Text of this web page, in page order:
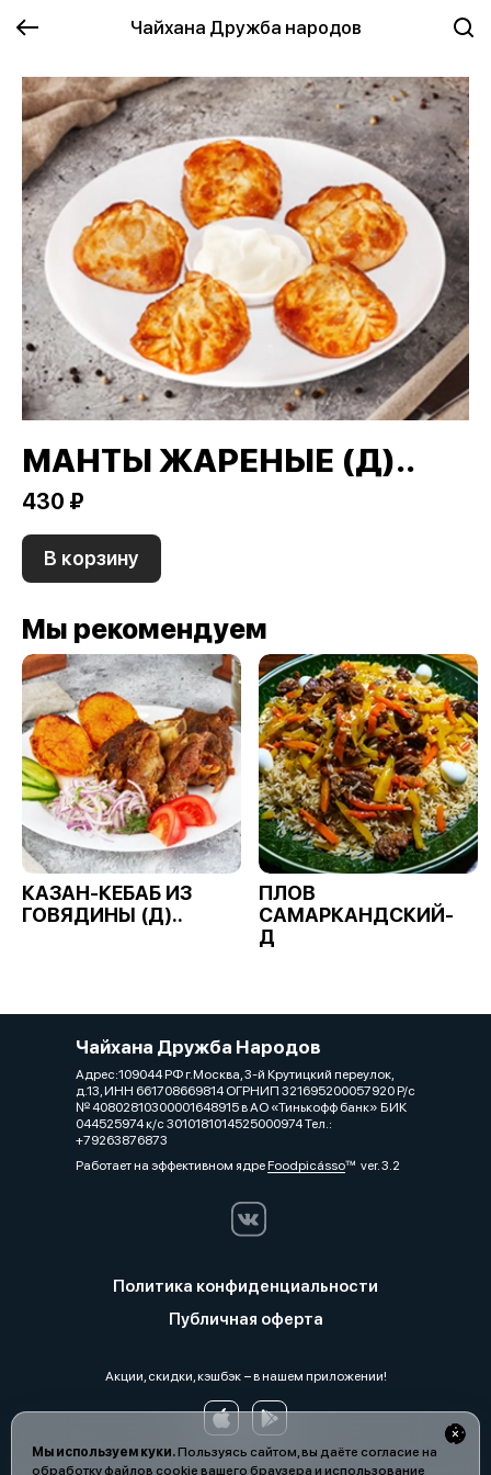
Чайхана Дружба народов
Мы используем куки.Пользуясь сайтом, вы даёте согласие на
обработку файлов cookie вашего браузера и использование
МАНТЫ ЖАРЕНЫЕ (Д)..
430 ₽
В корзину
Мы рекомендуем
КАЗАН-КЕБАБ ИЗ
ГОВЯДИНЫ (Д)..
ПЛОВ
САМАРКАНДСКИЙ-
Д
Чайхана Дружба Народов
Адрес:109044 РФ г.Москва, 3-й Крутицкий переулок,
д.13, ИНН 661708669814 ОГРНИП 321695200057920 Р/с
№ 40802810300001648915 в АО «Тинькофф банк» БИК
044525974 к/с 3010181014525000974 Тел.:
+79263876873
Работает на эффективном ядреFoodpicássover. 3.2
Политика конфиденциальности
Публичная оферта
Акции, скидки, кэшбэк − в нашем приложении!